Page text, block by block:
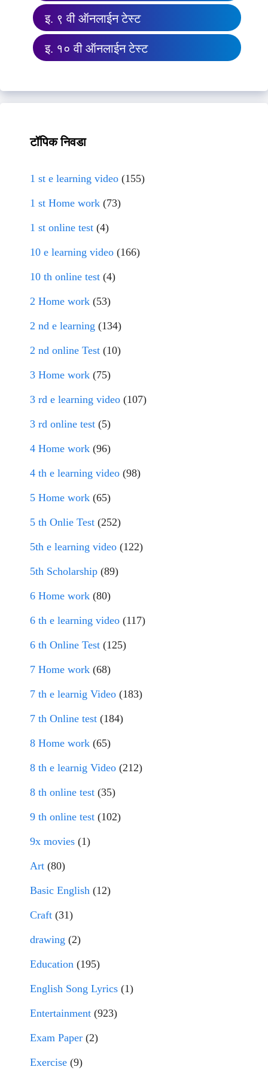
इ. ९ वी ऑनलाईन टेस्ट
इ. १० वी ऑनलाईन टेस्ट
टॉपिक निवडा
1 st e learning video (155)
1 st Home work (73)
1 st online test (4)
10 e learning video (166)
10 th online test (4)
2 Home work (53)
2 nd e learning (134)
2 nd online Test (10)
3 Home work (75)
3 rd e learning video (107)
3 rd online test (5)
4 Home work (96)
4 th e learning video (98)
5 Home work (65)
5 th Onlie Test (252)
5th e learning video (122)
5th Scholarship (89)
6 Home work (80)
6 th e learning video (117)
6 th Online Test (125)
7 Home work (68)
7 th e learnig Video (183)
7 th Online test (184)
8 Home work (65)
8 th e learnig Video (212)
8 th online test (35)
9 th online test (102)
9x movies (1)
Art (80)
Basic English (12)
Craft (31)
drawing (2)
Education (195)
English Song Lyrics (1)
Entertainment (923)
Exam Paper (2)
Exercise (9)